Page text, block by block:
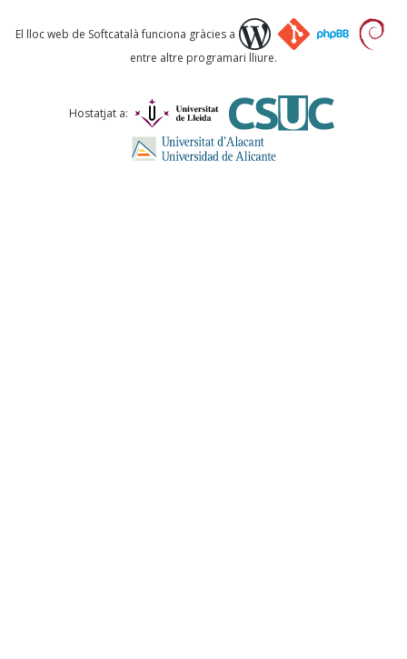
Què proposeu?
Comentari *
El lloc web de Softcatalà funciona gràcies a
entre altre programari lliure.
Hostatjat a: